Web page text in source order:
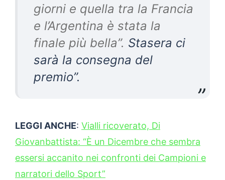
giorni e quella tra la Francia
e l’Argentina è stata la
finale più bella”. Stasera ci
sarà la consegna del
premio”.
LEGGI ANCHE: Vialli ricoverato, Di
Giovanbattista: “È un Dicembre che sembra
essersi accanito nei confronti dei Campioni e
narratori dello Sport”